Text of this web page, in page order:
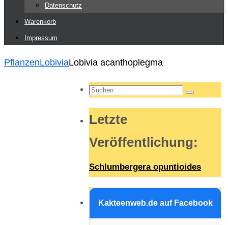
Datenschutz
Warenkorb
Impressum
Start
PflanzenLobiviaLobivia acanthoplegma
Suchen
Suchen
Letzte
Veröffentlichung:
Schlumbergera opuntioides
Kakteenweb.de auf Facebook